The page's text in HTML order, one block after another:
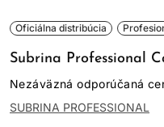
Oficiálna distribúcia
Subrina Professional
Nezáväzná odporúčaná
SUBRINA PROFESSIONAL